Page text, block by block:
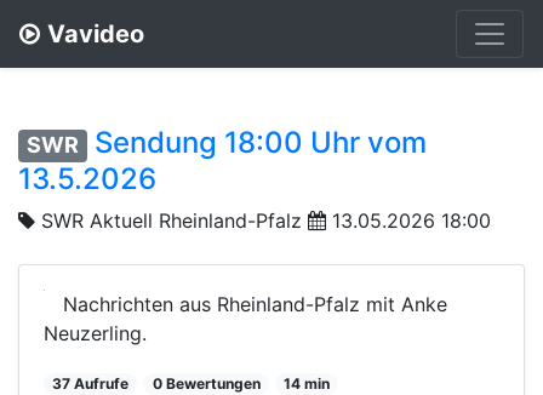
Vavideo
SWR
Sendung 18:00 Uhr vom
13.5.2026
SWR Aktuell Rheinland-Pfalz 13.05.2026 18:00
Nachrichten aus Rheinland-Pfalz mit Anke
Neuzerling.
37 Aufrufe 0 Bewertungen
14 min